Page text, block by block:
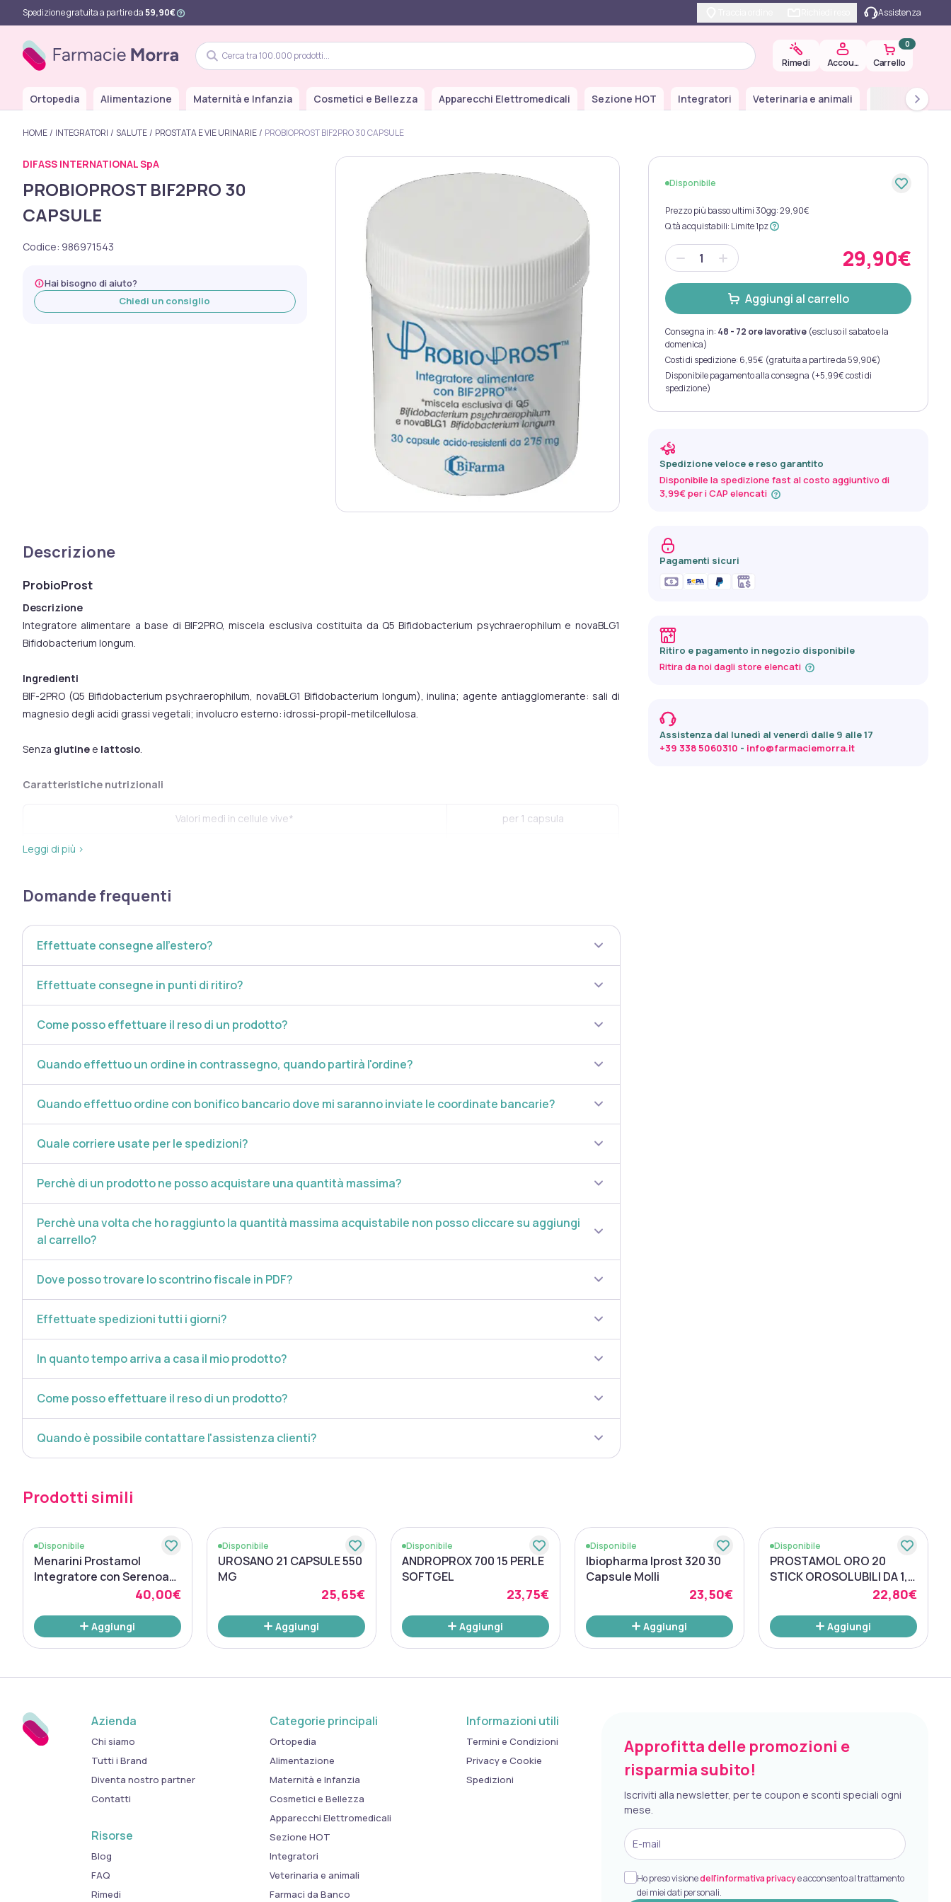
Spedizione gratuita a partire da 59,90€ Assistenza
Rimedi Account Carrello
0
Ortopedia Alimentazione Maternità e Infanzia Cosmetici e Bellezza Apparecchi Elettromedicali Sezione HOT Integratori Veterinaria e animali Farmaci da
HOME INTEGRATORI SALUTE PROSTATA E VIE URINARIE PROBIOPROST BIF2PRO 30 CAPSULE
DIFASS INTERNATIONAL SpA
PROBIOPROST BIF2PRO 30
CAPSULE
Codice: 986971543
Hai bisogno di aiuto?
Chiedi un consiglio
Disponibile
Prezzo più basso ultimi 30gg: 29,90€
Q.tà acquistabili: Limite 1pz
29,90€
Aggiungi al carrello
Consegna in: 48 - 72 ore lavorative(escluso il sabato e la
domenica)
Costi di spedizione: 6,95€ (gratuita a partire da 59,90€)
Disponibile pagamento alla consegna (+5,99€ costi di
spedizione)
Spedizione veloce e reso garantito
Disponibile la spedizione fast al costo aggiuntivo di
3,99€ per i CAP elencati
Pagamenti sicuri
Ritiro e pagamento in negozio disponibile
Ritira da noi dagli store elencati
Assistenza dal lunedì al venerdì dalle 9 alle 17
+39 338 5060310 - info@farmaciemorra.it
Descrizione
ProbioProst
Descrizione
Integratore alimentare a base di BIF2PRO, miscela esclusiva costituita da Q5 Bifidobacterium psychraerophilum e novaBLG1
Bifidobacterium longum.
Ingredienti
BIF-2PRO (Q5 Bifidobacterium psychraerophilum, novaBLG1 Bifidobacterium longum), inulina; agente antiagglomerante: sali di
magnesio degli acidi grassi vegetali; involucro esterno: idrossi-propil-metilcellulosa.
Senza glutine e lattosio.
Caratteristiche nutrizionali
Valori medi in cellule vive* per 1 capsula
Q5, Bifidobacterium psychraerophilum
Modalità d'uso
Si consiglia di assumere 1 capsula al giorno, lontano dai pasti.
Non superare la dose giornaliera consigliata. Per un uso ottimale del prodotto si consiglia il parere del medico.
Tenere fuori dalla portata dei bambini al di sotto dei tre anni. Non assumere in caso di ipersensibilità accertata verso uno o più
sano.
Conservazione
Conservare in luogo fresco ed asciutto, ad una temperatura inferiore ai 25°C e al riparo dalla luce.
Validità confezionamento integro: 24 mesi.
Formato
Leggi di più ›
Domande frequenti
Effettuate consegne all’estero?
Effettuate consegne in punti di ritiro?
Come posso effettuare il reso di un prodotto?
Quando effettuo un ordine in contrassegno, quando partirà l'ordine?
Quando effettuo ordine con bonifico bancario dove mi saranno inviate le coordinate bancarie?
Quale corriere usate per le spedizioni?
Perchè di un prodotto ne posso acquistare una quantità massima?
Perchè una volta che ho raggiunto la quantità massima acquistabile non posso cliccare su aggiungi
al carrello?
Dove posso trovare lo scontrino fiscale in PDF?
Effettuate spedizioni tutti i giorni?
In quanto tempo arriva a casa il mio prodotto?
Come posso effettuare il reso di un prodotto?
Quando è possibile contattare l'assistenza clienti?
Prodotti simili
Disponibile
Menarini Prostamol
Integratore con Serenoa
repens per la Funzionalità
Urinarie, 90 capsule
40,00€
Aggiungi
Disponibile
UROSANO 21 CAPSULE 550
MG
25,65€
Aggiungi
Disponibile
ANDROPROX 700 15 PERLE
SOFTGEL
23,75€
Aggiungi
Disponibile
Ibiopharma Iprost 320 30
Capsule Molli
23,50€
Aggiungi
Disponibile
PROSTAMOL ORO 20
STICK OROSOLUBILI DA 1,6
G GUSTO FRUTTI ROSSI
ZUCCHERI SENZA GLUTINE
NATURALMENTE PRIVO DI
22,80€
Aggiungi
Azienda
Chi siamo
Tutti i Brand
Diventa nostro partner
Contatti
Risorse
Blog
FAQ
Rimedi
Categorie principali
Ortopedia
Alimentazione
Maternità e Infanzia
Cosmetici e Bellezza
Apparecchi Elettromedicali
Sezione HOT
Integratori
Veterinaria e animali
Farmaci da Banco
Informazioni utili
Termini e Condizioni
Privacy e Cookie
Spedizioni
Approfitta delle promozioni e
risparmia subito!
Iscriviti alla newsletter, per te coupon e sconti speciali ogni
mese.
E-mail
Ho preso visionedell’informativa privacye acconsento al trattamento
dei miei dati personali.